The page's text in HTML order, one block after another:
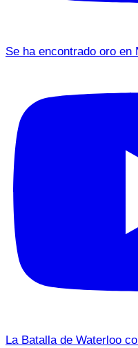
Se ha encontrado oro
La Batalla de Waterloo